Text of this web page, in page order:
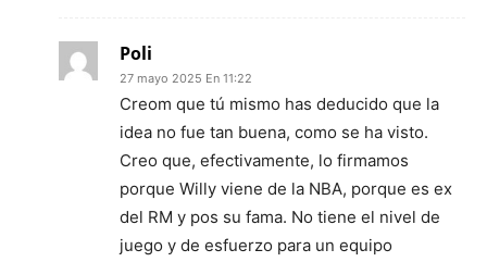
Poli
27 mayo 2025 En 11:22
Creom que tú mismo has deducido que la
idea no fue tan buena, como se ha visto.
Creo que, efectivamente, lo firmamos
porque Willy viene de la NBA, porque es ex
del RM y pos su fama. No tiene el nivel de
juego y de esfuerzo para un equipo